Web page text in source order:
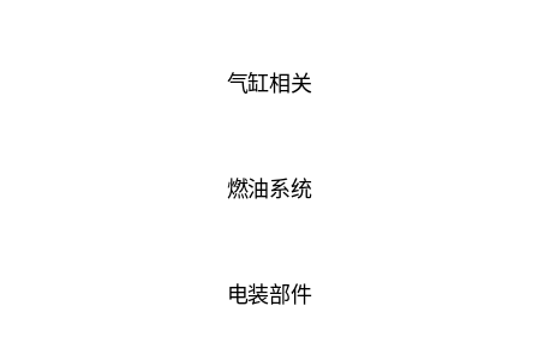
气缸相关
燃油系统
电装部件